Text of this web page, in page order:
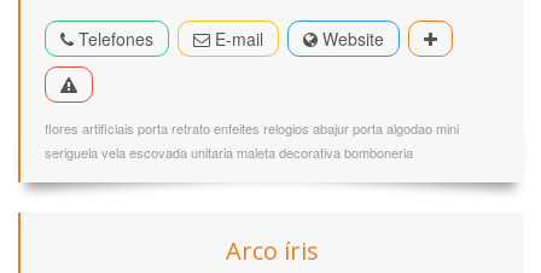
Telefones E-mail Website
flores artificiais porta retrato enfeites relogios abajur porta algodao mini
seriguela vela escovada unitaria maleta decorativa bomboneria
Arco íris